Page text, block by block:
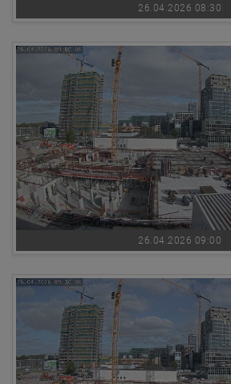
26.04.2026 08:30
26.04.2026 09:00